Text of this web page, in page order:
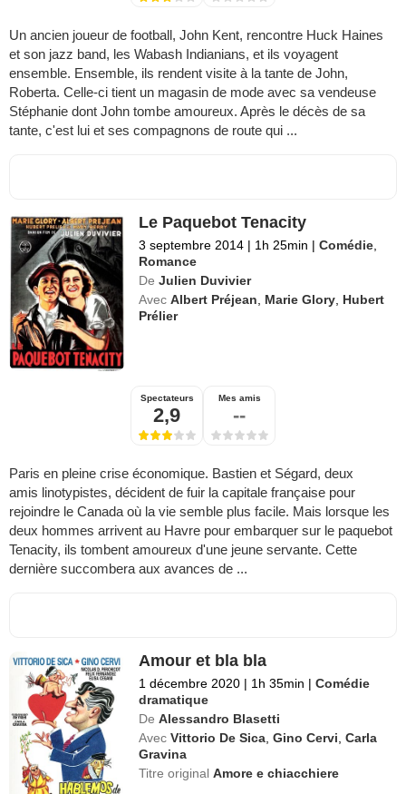
Un ancien joueur de football, John Kent, rencontre Huck Haines
et son jazz band, les Wabash Indianians, et ils voyagent
ensemble. Ensemble, ils rendent visite à la tante de John,
Roberta. Celle-ci tient un magasin de mode avec sa vendeuse
Stéphanie dont John tombe amoureux. Après le décès de sa
tante, c'est lui et ses compagnons de route qui ...
Le Paquebot Tenacity
3 septembre 2014 | 1h 25min | Comédie
Romance
De Julien Duvivier
Avec Albert Préjean Marie Glory Hubert
Prélier
Spectateurs
2,9
Mes amis
--
Paris en pleine crise économique. Bastien et Ségard, deux
amis linotypistes, décident de fuir la capitale française pour
rejoindre le Canada où la vie semble plus facile. Mais lorsque les
deux hommes arrivent au Havre pour embarquer sur le paquebot
Tenacity, ils tombent amoureux d'une jeune servante. Cette
dernière succombera aux avances de ...
Amour et bla bla
1 décembre 2020 | 1h 35min | Comédie
dramatique
De Alessandro Blasetti
Avec Vittorio De Sica ,Gino Cervi ,Carla
Gravina
Titre originalAmore e chiacchiere